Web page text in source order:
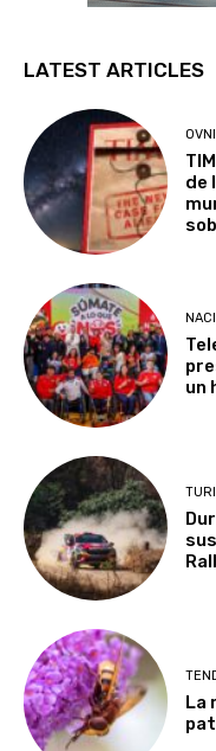
LATEST ARTICLES
de
un
La